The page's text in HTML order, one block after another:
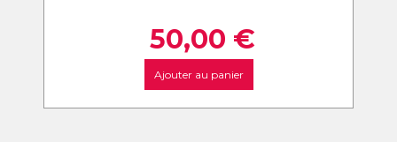
50,00 €
Ajouter au panier